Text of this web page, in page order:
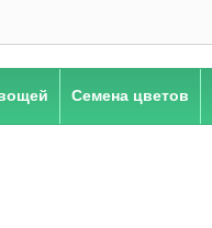
Семена цветов